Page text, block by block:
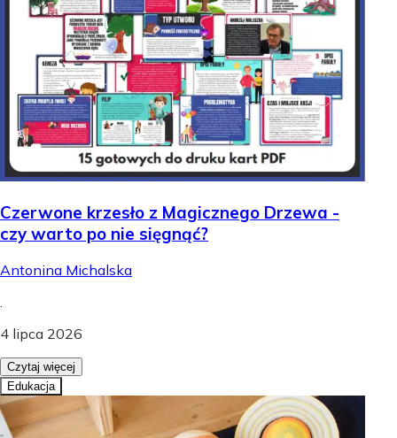
Czerwone krzesło z Magicznego Drzewa -
czy warto po nie sięgnąć?
Antonina Michalska
4 lipca 2026
Czytaj więcej
Edukacja